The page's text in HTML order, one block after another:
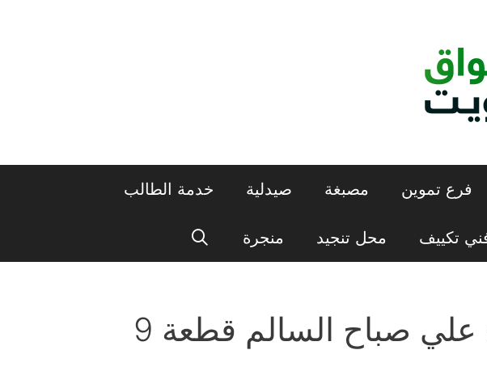
فرع تموين مصبغة صيدلية خدمة الطالب
تكييف محل تنجيد منجرة
صباح السالم قطعة 9